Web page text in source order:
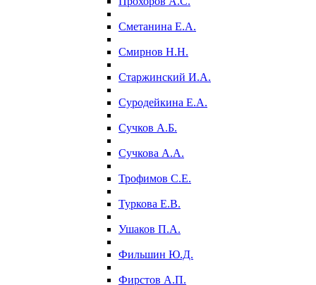
Сметанина Е.А.
Смирнов Н.Н.
Старжинский И.А.
Суродейкина Е.А.
Сучков А.Б.
Сучкова А.А.
Трофимов С.Е.
Туркова Е.В.
Ушаков П.А.
Фильшин Ю.Д.
Фирстов А.П.